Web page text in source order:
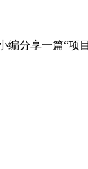
分享一篇“项